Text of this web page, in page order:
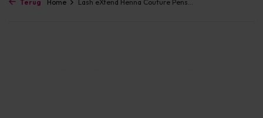
Terug Home Lash eXtend Henna Couture Pens...